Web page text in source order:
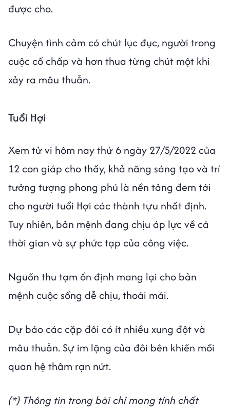
được cho.
Chuyện tình cảm có chút lục đục, người trong
cuộc cố chấp và hơn thua từng chút một khi
xảy ra mâu thuẫn.
Tuổi Hợi
Xem tử vi hôm nay thứ 6 ngày 27/5/2022 của
12 con giáp cho thấy, khả năng sáng tạo và trí
tưởng tượng phong phú là nền tảng đem tới
cho người tuổi Hợi các thành tựu nhất định.
Tuy nhiên, bản mệnh đang chịu áp lực về cả
thời gian và sự phức tạp của công việc.
Nguồn thu tạm ổn định mang lại cho bản
mệnh cuộc sống dễ chịu, thoải mái.
Dự báo các cặp đôi có ít nhiều xung đột và
mâu thuẫn. Sự im lặng của đôi bên khiến mối
quan hệ thâm rạn nứt.
(*) Thông tin trong bài chỉ mang tính chất